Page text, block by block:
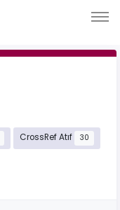
CrossRef Atıf 30